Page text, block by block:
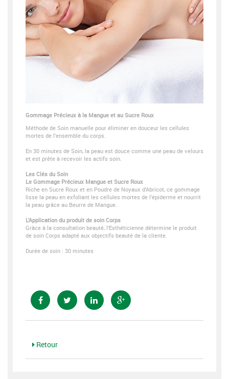
Gommage Précieux à la Mangue et au Sucre Roux
Méthode de Soin manuelle pour éliminer en douceur les cellules
mortes de l’ensemble du corps.
En 30 minutes de Soin, la peau est douce comme une peau de velours
et est prête à recevoir les actifs soin.
Les Clés du Soin
Le Gommage Précieux Mangue et Sucre Roux
Riche en Sucre Roux et en Poudre de Noyaux d’Abricot, ce gommage
lisse la peau en exfoliant les cellules mortes de l’épiderme et nourrit
la peau grâce au Beurre de Mangue.
L’Application du produit de soin Corps
Grâce à la consultation beauté, l’Esthéticienne détermine le produit
de soin Corps adapté aux objectifs beauté de la cliente.
Durée de soin : 30 minutes
Retour